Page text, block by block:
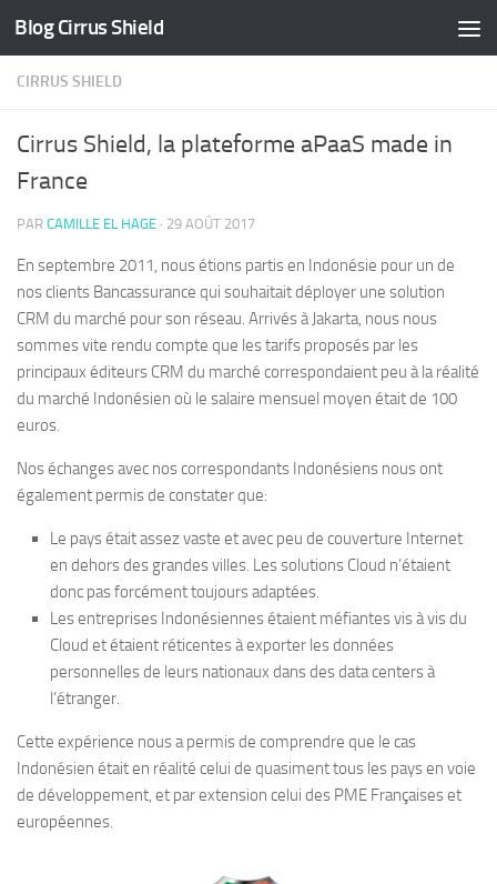
Skip to content
Blog Cirrus Shield
CIRRUS SHIELD
Cirrus Shield, la plateforme aPaaS made in
France
PAR CAMILLE EL HAGE · 29 AOÛT 2017
En septembre 2011, nous étions partis en Indonésie pour un de
nos clients Bancassurance qui souhaitait déployer une solution
CRM du marché pour son réseau. Arrivés à Jakarta, nous nous
sommes vite rendu compte que les tarifs proposés par les
principaux éditeurs CRM du marché correspondaient peu à la réalité
du marché Indonésien où le salaire mensuel moyen était de 100
euros.
Nos échanges avec nos correspondants Indonésiens nous ont
également permis de constater que:
Le pays était assez vaste et avec peu de couverture Internet
en dehors des grandes villes. Les solutions Cloud n’étaient
donc pas forcément toujours adaptées.
Les entreprises Indonésiennes étaient méfiantes vis à vis du
Cloud et étaient réticentes à exporter les données
personnelles de leurs nationaux dans des data centers à
l’étranger.
Cette expérience nous a permis de comprendre que le cas
Indonésien était en réalité celui de quasiment tous les pays en voie
de développement, et par extension celui des PME Françaises et
européennes.